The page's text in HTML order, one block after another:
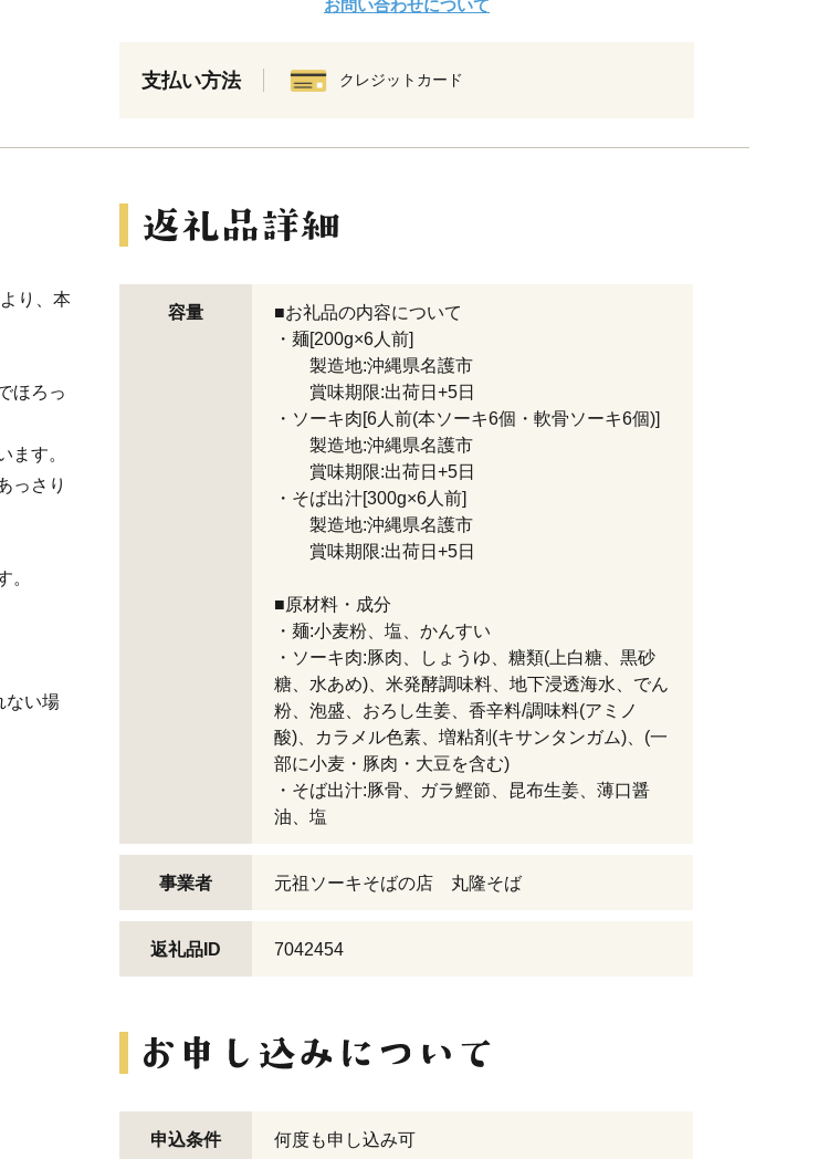
お問い合わせについて
支払い方法 クレジットカード
り、本
ほろっ
ます。
っさり
。
ない場
容量
■お礼品の内容について
・麺[200g×6人前]
製造地:沖縄県名護市
賞味期限:出荷日+5日
・ソーキ肉[6人前(本ソーキ6個・軟骨ソーキ6個)]
製造地:沖縄県名護市
賞味期限:出荷日+5日
・そば出汁[300g×6人前]
製造地:沖縄県名護市
賞味期限:出荷日+5日
■原材料・成分
・麺:小麦粉、塩、かんすい
・ソーキ肉:豚肉、しょうゆ、糖類(上白糖、黒砂
糖、水あめ)、米発酵調味料、地下浸透海水、でん
粉、泡盛、おろし生姜、香辛料/調味料(アミノ
酸)、カラメル色素、増粘剤(キサンタンガム)、(一
部に小麦・豚肉・大豆を含む)
・そば出汁:豚骨、ガラ鰹節、昆布生姜、薄口醤
油、塩
事業者 元祖ソーキそばの店 丸隆そば
返礼品ID 7042454
申込条件 何度も申し込み可